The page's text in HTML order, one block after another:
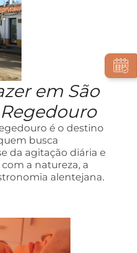
em São
é o destino
busca
da agitação diária e
a natureza, a
alentejana.